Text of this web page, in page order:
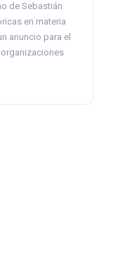
de Sebastián
en materia
anuncio para el